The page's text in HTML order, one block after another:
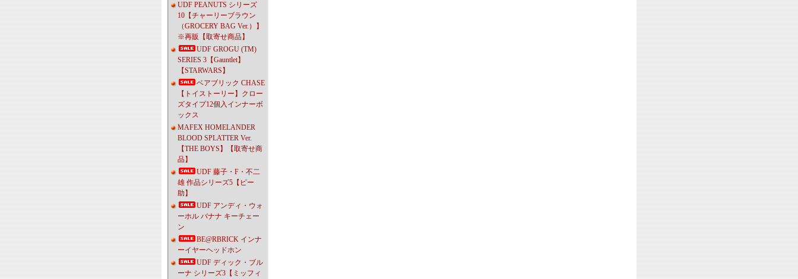
UDF PEANUTS シリーズ
10【チャーリーブラウン
（GROCERY BAG Ver.）】
※再販【取寄せ商品】
UDF GROGU (TM)
SERIES 3【Gauntlet】
【STARWARS】
ベアブリック CHASE
【トイストーリー】クロー
ズタイプ12個入インナーボ
ックス
MAFEX HOMELANDER
BLOOD SPLATTER Ver.
【THE BOYS】【取寄せ商
品】
UDF 藤子・F・不二
雄 作品シリーズ5【ピー
助】
UDF アンディ・ウォ
ーホル バナナ キーチェー
ン
BE@RBRICK インナ
ーイヤーヘッドホン
UDF ディック・ブル
ーナ シリーズ3【ミッフィ